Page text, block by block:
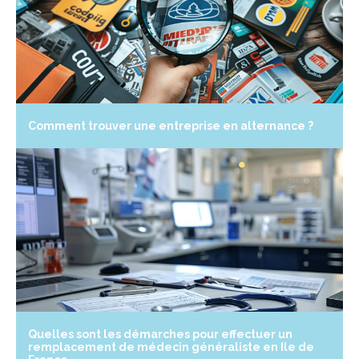
Comment trouver une entreprise en alternance ?
Quelles sont les démarches pour effectuer un
remplacement de médecin généraliste en Ile de